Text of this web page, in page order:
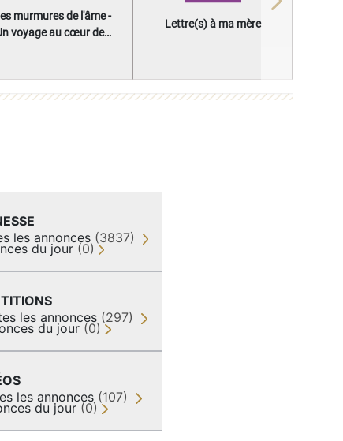
murmures de l'âme -
voyage au cœur des
Lettre(s) à ma mère
Next
les annonces (3837)
du jour (0)
les annonces (297)
du jour (0)
les annonces (107)
du jour (0)